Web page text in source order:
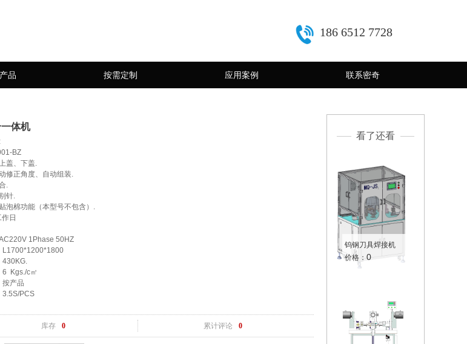
186 6512 7728
品 按需定制 应用案例 联系密奇
看了还看
钨钢刀具焊接机
价格： 0
体机
:
BZ
盖、下盖.
修正角度、自动组装.
.
针.
泡棉功能（本型号不包含）.
日
AC220V 1Phase 50HZ
L1700*1200*1800
430KG.
6  Kgs./c㎡
按产品
3.5S/PCS
库存 0 累计评论 0